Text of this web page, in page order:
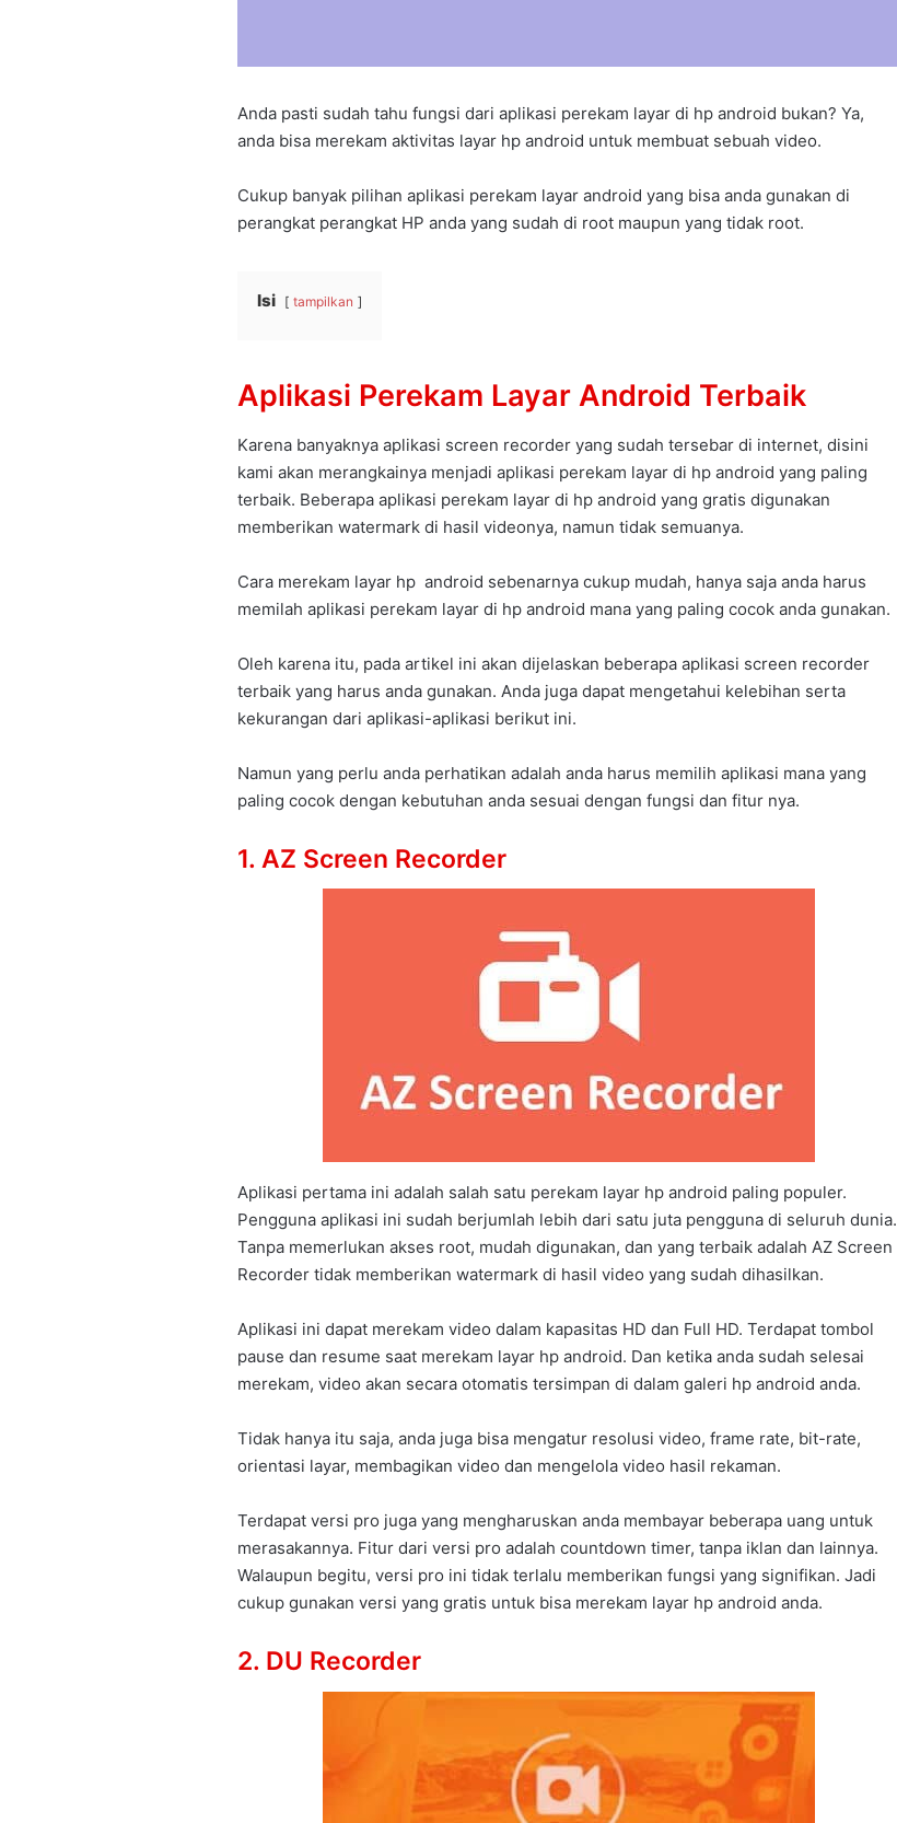
Anda pasti sudah tahu fungsi dari aplikasi perekam layar di hp android bukan? Ya,
anda bisa merekam aktivitas layar hp android untuk membuat sebuah video.
Cukup banyak pilihan aplikasi perekam layar android yang bisa anda gunakan di
perangkat perangkat HP anda yang sudah di root maupun yang tidak root.
Isi tampilkan
Aplikasi Perekam Layar Android Terbaik
Karena banyaknya aplikasi screen recorder yang sudah tersebar di internet, disini
kami akan merangkainya menjadi aplikasi perekam layar di hp android yang paling
terbaik. Beberapa aplikasi perekam layar di hp android yang gratis digunakan
memberikan watermark di hasil videonya, namun tidak semuanya.
Cara merekam layar hp android sebenarnya cukup mudah, hanya saja anda harus
memilah aplikasi perekam layar di hp android mana yang paling cocok anda gunakan.
Oleh karena itu, pada artikel ini akan dijelaskan beberapa aplikasi screen recorder
terbaik yang harus anda gunakan. Anda juga dapat mengetahui kelebihan serta
kekurangan dari aplikasi-aplikasi berikut ini.
Namun yang perlu anda perhatikan adalah anda harus memilih aplikasi mana yang
paling cocok dengan kebutuhan anda sesuai dengan fungsi dan fitur nya.
1. AZ Screen Recorder
Aplikasi pertama ini adalah salah satu perekam layar hp android paling populer.
Pengguna aplikasi ini sudah berjumlah lebih dari satu juta pengguna di seluruh dunia.
Tanpa memerlukan akses root, mudah digunakan, dan yang terbaik adalah AZ Screen
Recorder tidak memberikan watermark di hasil video yang sudah dihasilkan.
Aplikasi ini dapat merekam video dalam kapasitas HD dan Full HD. Terdapat tombol
pause dan resume saat merekam layar hp android. Dan ketika anda sudah selesai
merekam, video akan secara otomatis tersimpan di dalam galeri hp android anda.
Tidak hanya itu saja, anda juga bisa mengatur resolusi video, frame rate, bit-rate,
orientasi layar, membagikan video dan mengelola video hasil rekaman.
Terdapat versi pro juga yang mengharuskan anda membayar beberapa uang untuk
merasakannya. Fitur dari versi pro adalah countdown timer, tanpa iklan dan lainnya.
Walaupun begitu, versi pro ini tidak terlalu memberikan fungsi yang signifikan. Jadi
cukup gunakan versi yang gratis untuk bisa merekam layar hp android anda.
2. DU Recorder